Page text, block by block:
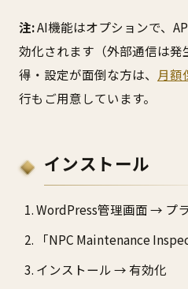
注:AI機能はオプションで、
効化されます（外部通信は発
得・設定が面倒な方は、 月額
行もご用意しています。
インストール
WordPress管理画面 → プ
「NPC Maintenance
インストール → 有効化